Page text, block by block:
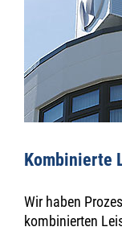
Kombinierte
Wir haben
kombinierten